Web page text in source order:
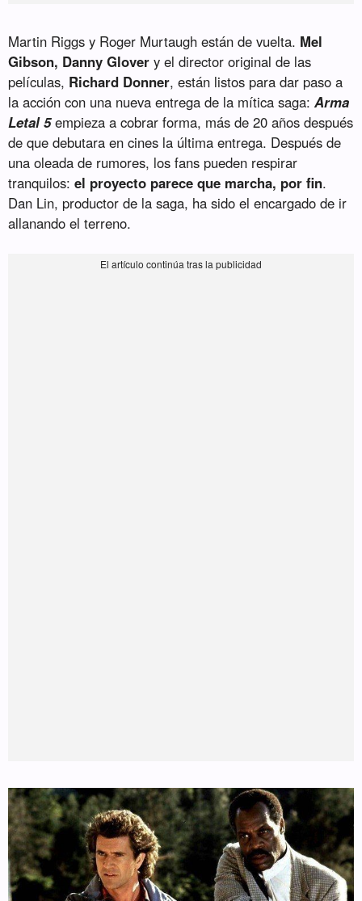
Martin Riggs y Roger Murtaugh están de vuelta. Mel
Gibson, Danny Glover y el director original de las
películas, Richard Donner, están listos para dar paso a
la acción con una nueva entrega de la mítica saga:Arma
Letal 5empieza a cobrar forma, más de 20 años después
de que debutara en cines la última entrega. Después de
una oleada de rumores, los fans pueden respirar
tranquilos:el proyecto parece que marcha, por fin.
Dan Lin, productor de la saga, ha sido el encargado de ir
allanando el terreno.